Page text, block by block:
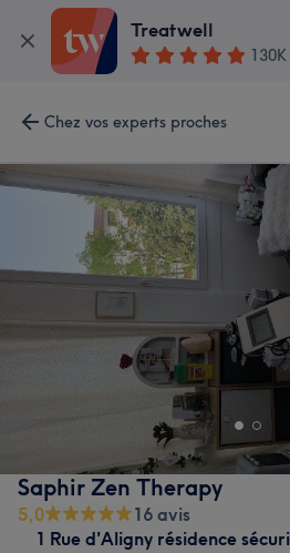
Treatwell
130K
Chez vos experts proches
Saphir Zen Therapy
5,0
16 avis
1 Rue d'Aligny résidence